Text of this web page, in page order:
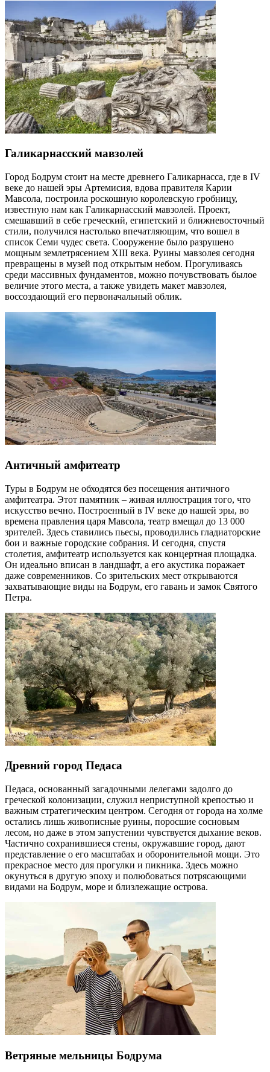
Галикарнасский мавзолей
Город Бодрум стоит на месте древнего Галикарнасса, где в IV
веке до нашей эры Артемисия, вдова правителя Карии
Мавсола, построила роскошную королевскую гробницу,
известную нам как Галикарнасский мавзолей. Проект,
смешавший в себе греческий, египетский и ближневосточный
стили, получился настолько впечатляющим, что вошел в
список Семи чудес света. Сооружение было разрушено
мощным землетрясением XIII века. Руины мавзолея сегодня
превращены в музей под открытым небом. Прогуливаясь
среди массивных фундаментов, можно почувствовать былое
величие этого места, а также увидеть макет мавзолея,
воссоздающий его первоначальный облик.
Античный амфитеатр
Туры в Бодрум не обходятся без посещения античного
амфитеатра. Этот памятник – живая иллюстрация того, что
искусство вечно. Построенный в IV веке до нашей эры, во
времена правления царя Мавсола, театр вмещал до 13 000
зрителей. Здесь ставились пьесы, проводились гладиаторские
бои и важные городские собрания. И сегодня, спустя
столетия, амфитеатр используется как концертная площадка.
Он идеально вписан в ландшафт, а его акустика поражает
даже современников. Со зрительских мест открываются
захватывающие виды на Бодрум, его гавань и замок Святого
Петра.
Древний город Педаса
Педаса, основанный загадочными лелегами задолго до
греческой колонизации, служил неприступной крепостью и
важным стратегическим центром. Сегодня от города на холме
остались лишь живописные руины, поросшие сосновым
лесом, но даже в этом запустении чувствуется дыхание веков.
Частично сохранившиеся стены, окружавшие город, дают
представление о его масштабах и оборонительной мощи. Это
прекрасное место для прогулки и пикника. Здесь можно
окунуться в другую эпоху и полюбоваться потрясающими
видами на Бодрум, море и близлежащие острова.
Ветряные мельницы Бодрума